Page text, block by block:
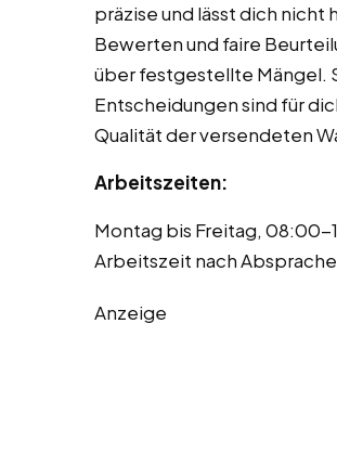
präzise und lässt dich
Bewerten und faire
über festgestellte Mängel.
Entscheidungen sind für
Qualität der versendeten
Arbeitszeiten:
Montag bis Freitag, 08:00-
Arbeitszeit nach
Anzeige